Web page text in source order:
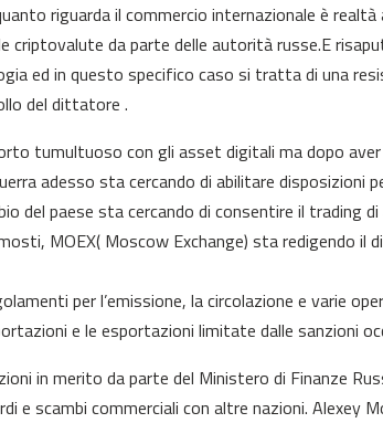
riguarda il commercio internazionale è realtà
criptovalute da parte delle autorità russe.E
ed in questo specifico caso si tratta di una
del dittatore .
tumultuoso con gli asset digitali ma dopo
adesso sta cercando di abilitare disposizioni
del paese sta cercando di consentire il trading
MOEX( Moscow Exchange) sta redigendo il
per l’emissione, la circolazione e varie
e le esportazioni limitate dalle sanzioni
in merito da parte del Ministero di Finanze
e scambi commerciali con altre nazioni. Alexey